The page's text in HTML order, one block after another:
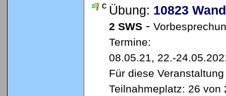
C Übung: 10823
2 SWS -
Termine:
08.05.21, 22.-
Für diese
Teilnahmeplatz: 26 von